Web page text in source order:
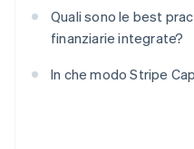
Quali sono le best
finanziarie integrate?
In che modo Stripe